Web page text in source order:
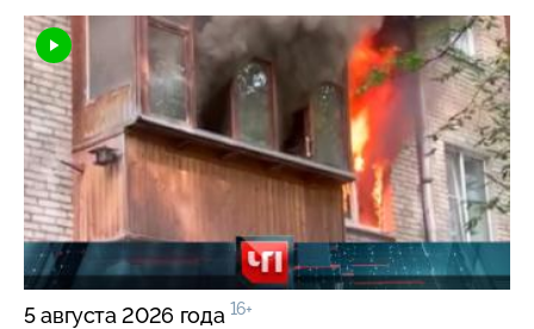
5 августа 2026 года 16+